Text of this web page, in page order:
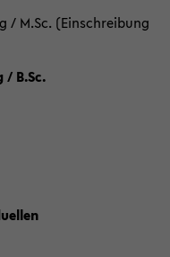
M.Sc. (Einschreibung
B.Sc.